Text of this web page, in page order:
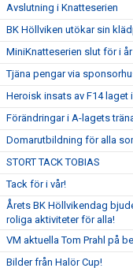
Avslutning i Knatteserien
BK Höllviken utökar sin
MiniKnatteserien slut för i år
Tjäna pengar via
Heroisk insats av F14 laget
Förändringar i A-lagets
Domarutbildning för alla
STORT TACK TOBIAS
Tack för i vår!
Årets BK Höllvikendag
roliga aktiviteter för alla!
VM aktuella Tom Prahl på
Bilder från Halör Cup!